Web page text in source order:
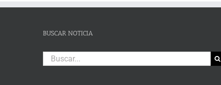
BUSCAR NOTICIA
Buscar: